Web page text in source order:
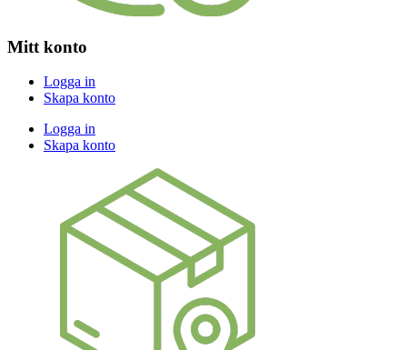
Mitt konto
Logga in
Skapa konto
Logga in
Skapa konto